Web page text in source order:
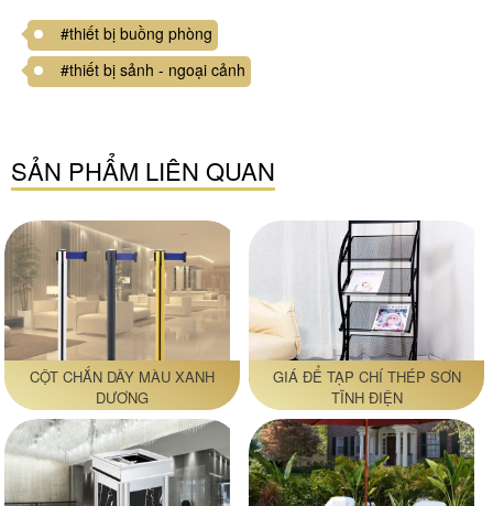
#thiết bị buồng phòng
#thiết bị sảnh - ngoại cảnh
SẢN PHẨM LIÊN QUAN
CỘT CHẮN DÂY MÀU XANH
DƯƠNG
GIÁ ĐỂ TẠP CHÍ THÉP SƠN
TĨNH ĐIỆN